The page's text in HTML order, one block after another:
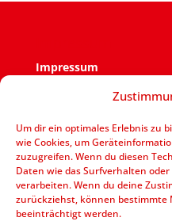
Um dir ein optimales Erlebnis zu
wie Cookies, um
zuzugreifen. Wenn du diesen
Daten wie das Surfverhalten
verarbeiten. Wenn du deine
zurückziehst, können bestimmte
beeinträchtigt werden.
Impressum
Verantwortlich für den
V.i.S.d.P.: Jens
Gladbeck